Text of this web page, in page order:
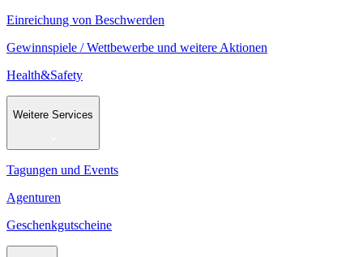
Einreichung von Beschwerden
Gewinnspiele / Wettbewerbe und weitere Aktionen
Health&Safety
Weitere Services
Tagungen und Events
Agenturen
Geschenkgutscheine